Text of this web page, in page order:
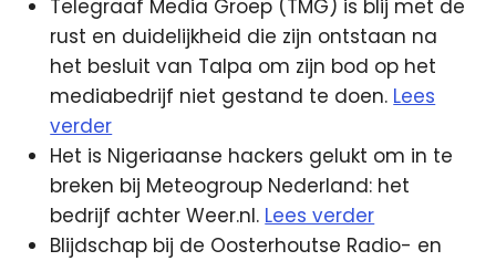
Telegraaf Media Groep (TMG) is blij met de
rust en duidelijkheid die zijn ontstaan na
het besluit van Talpa om zijn bod op het
mediabedrijf niet gestand te doen. Lees
verder
Het is Nigeriaanse hackers gelukt om in te
breken bij Meteogroup Nederland: het
bedrijf achter Weer.nl. Lees verder
Blijdschap bij de Oosterhoutse Radio- en